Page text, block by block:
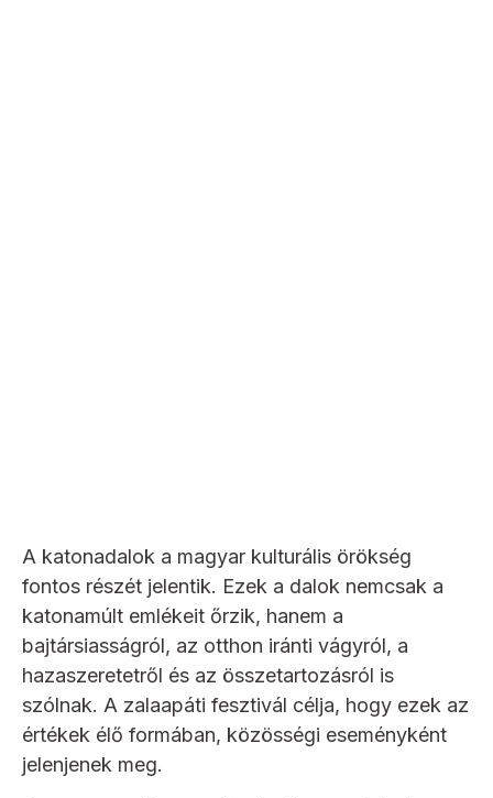
A katonadalok a magyar kulturális örökség
fontos részét jelentik. Ezek a dalok nemcsak a
katonamúlt emlékeit őrzik, hanem a
bajtársiasságról, az otthon iránti vágyról, a
hazaszeretetről és az összetartozásról is
szólnak. A zalaapáti fesztivál célja, hogy ezek az
értékek élő formában, közösségi eseményként
jelenjenek meg.